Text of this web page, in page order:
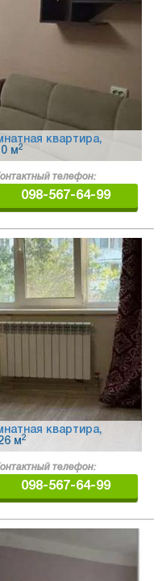
квартира,
м 2
телефон:
098-567-64-99
квартира,
м 2
телефон:
098-567-64-99